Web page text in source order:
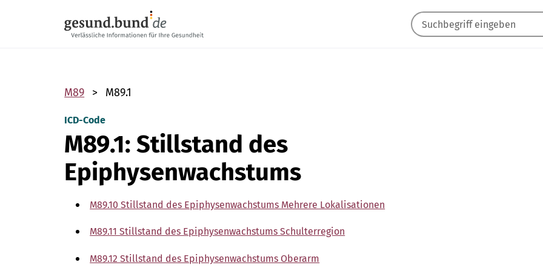
M89 M89.1
ICD-Code
M89.1: Stillstand des
Epiphysenwachstums
M89.10 Stillstand des Epiphysenwachstums Mehrere Lokalisationen
M89.11 Stillstand des Epiphysenwachstums Schulterregion
M89.12 Stillstand des Epiphysenwachstums Oberarm